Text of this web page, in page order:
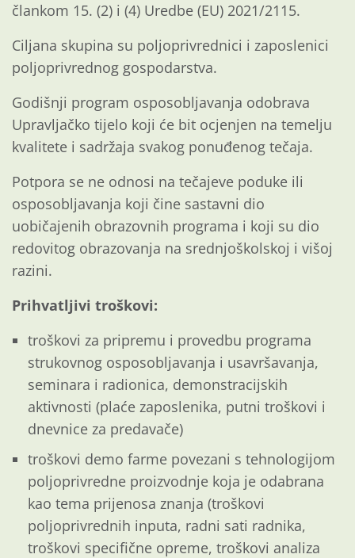
člankom 15. (2) i (4) Uredbe (EU) 2021/2115.
Ciljana skupina su poljoprivrednici i zaposlenici
poljoprivrednog gospodarstva.
Godišnji program osposobljavanja odobrava
Upravljačko tijelo koji će bit ocjenjen na temelju
kvalitete i sadržaja svakog ponuđenog tečaja.
Potpora se ne odnosi na tečajeve poduke ili
osposobljavanja koji čine sastavni dio
uobičajenih obrazovnih programa i koji su dio
redovitog obrazovanja na srednjoškolskoj i višoj
razini.
Prihvatljivi troškovi:
troškovi za pripremu i provedbu programa
strukovnog osposobljavanja i usavršavanja,
seminara i radionica, demonstracijskih
aktivnosti (plaće zaposlenika, putni troškovi i
dnevnice za predavače)
troškovi demo farme povezani s tehnologijom
poljoprivredne proizvodnje koja je odabrana
kao tema prijenosa znanja (troškovi
poljoprivrednih inputa, radni sati radnika,
troškovi specifične opreme, troškovi analiza